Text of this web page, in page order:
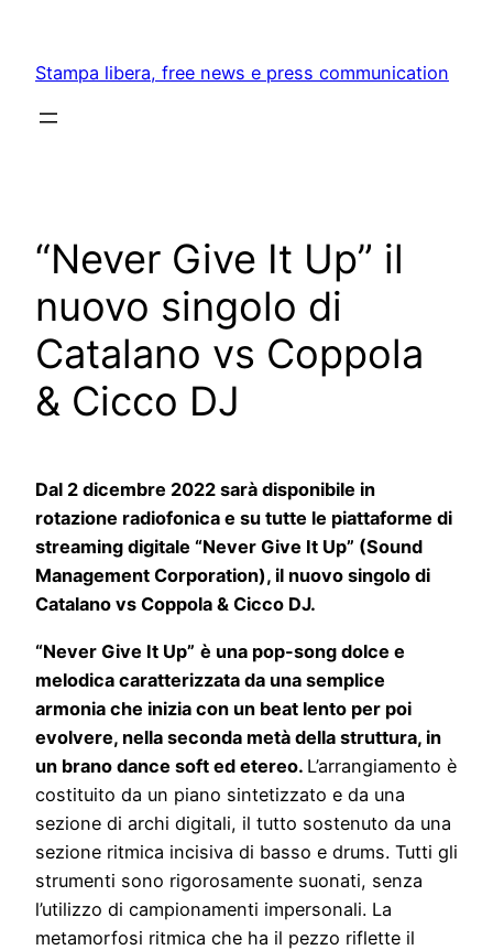
content
Stampa libera, free news e press communication
“Never Give It Up” il
nuovo singolo di
Catalano vs Coppola
& Cicco DJ
Dal 2 dicembre 2022 sarà disponibile in
rotazione radiofonica e su tutte le piattaforme di
streaming digitale “Never Give It Up” (Sound
Management Corporation), il nuovo singolo di
Catalano vs Coppola & Cicco DJ.
“Never Give It Up” è una pop-song dolce e
melodica caratterizzata da una semplice
armonia che inizia con un beat lento per poi
evolvere, nella seconda metà della struttura, in
un brano dance soft ed etereo. L’arrangiamento è
costituito da un piano sintetizzato e da una
sezione di archi digitali, il tutto sostenuto da una
sezione ritmica incisiva di basso e drums. Tutti gli
strumenti sono rigorosamente suonati, senza
l’utilizzo di campionamenti impersonali. La
metamorfosi ritmica che ha il pezzo riflette il